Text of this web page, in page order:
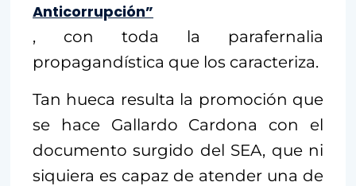
Anticorrupción”
, con toda la parafernalia
propagandística que los caracteriza.
Tan hueca resulta la promoción que
se hace Gallardo Cardona con el
documento surgido del SEA, que ni
siquiera es capaz de atender una de